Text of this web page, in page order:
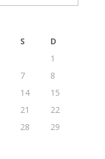
S
D
1
7
8
14
15
21
22
28
29